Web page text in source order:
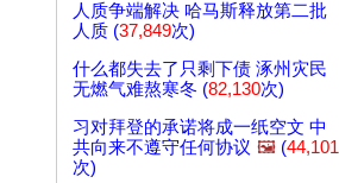
人质争端解决 哈马斯释放第二批
人质 (37,849次)
什么都失去了只剩下债 涿州灾民
无燃气难熬寒冬 (82,130次)
习对拜登的承诺将成一纸空文 中
共向来不遵守任何协议 🖼️ (44,101
次)